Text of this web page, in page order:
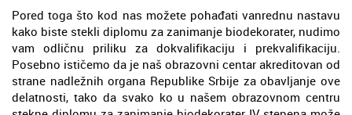
Pored toga što kod nas možete pohađati vanrednu nastavu
kako biste stekli diplomu za zanimanje biodekorater, nudimo
vam odličnu priliku za dokvalifikaciju i prekvalifikaciju.
Posebno ističemo da je naš obrazovni centar akreditovan od
strane nadležnih organa Republike Srbije za obavljanje ove
delatnosti, tako da svako ko u našem obrazovnom centru